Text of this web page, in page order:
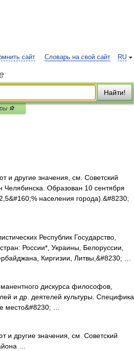
RU
сайт Словарь на свой сайт
Найти!
⚽
и другие значения, см. Советский
Челябинска. Образован 10 сентября
населения города).&#8230;
Республик Государство,
России*, Украины, Белоруссии,
Киргизии, Литвы,&#8230; …
дискурса философов,
и др. деятелей культуры. Специфика
место&#8230; …
и другие значения, см. Советский
…